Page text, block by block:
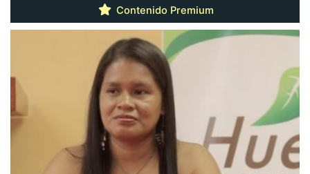
Contenido Premium